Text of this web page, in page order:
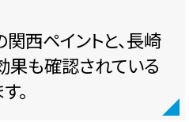
西ペイントと、長崎
も確認されている
。